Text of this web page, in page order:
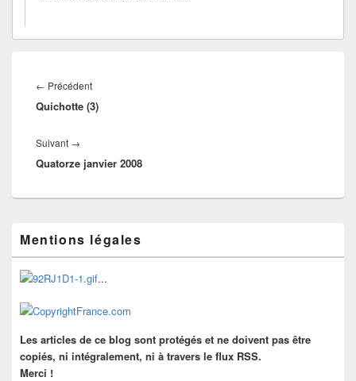
de
l’article
← PrécédentArticle
précédent :
Quichotte (3)
Suivant →
suivant :
Quatorze janvier 2008
principale
de
widget
pour
barre
Mentions légales
...
Les articles de ce blog sont protégés et ne doivent pas être
copiés, ni intégralement, ni à travers le flux RSS.
Merci !